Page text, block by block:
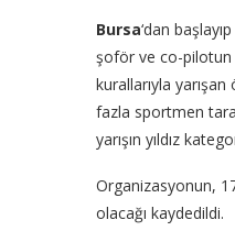
Bursa‘dan
şoför ve co-pilotun
kurallarıyla
fazla sportmen
yarışın yıldız
Organizasyonun,
olacağı kaydedildi.